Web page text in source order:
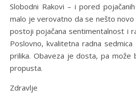
Slobodni Rakovi – i pored
malo je verovatno da se nešto novo
postoji pojačana sentimentalnost i
Poslovno, kvalitetna radna
prilika. Obaveza je dosta, pa može
propusta.
Zdravlje